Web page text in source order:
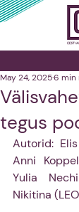
tegus
May 24, 20256 min
Autorid:
Anni
Yulia
Nikitina